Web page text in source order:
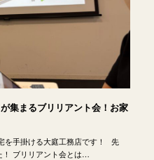
集まるブリリアント会！お家
を手掛ける大庭工務店です！ 先
！ ブリリアント会とは…